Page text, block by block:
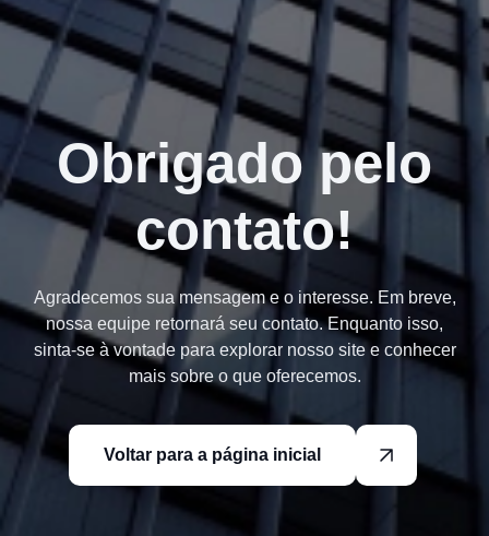
Obrigado pelo
contato!
Agradecemos sua mensagem e o interesse. Em breve,
nossa equipe retornará seu contato. Enquanto isso,
sinta-se à vontade para explorar nosso site e conhecer
mais sobre o que oferecemos.
Voltar para a página inicial